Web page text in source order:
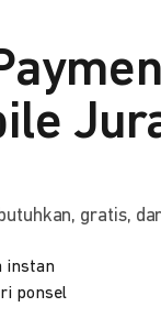
gratis,
instan
ponsel